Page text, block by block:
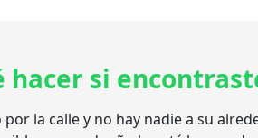
hacer si
la calle y no hay nadie a su